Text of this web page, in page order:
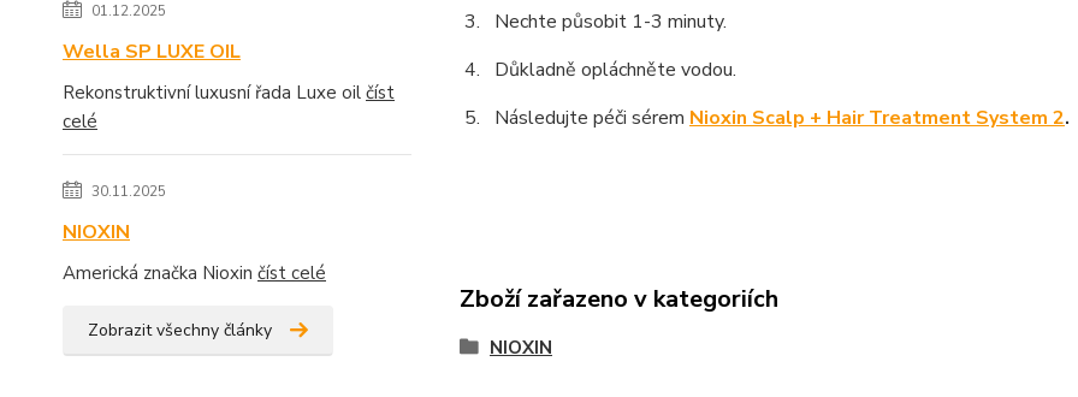
01.12.2025
Wella SP LUXE OIL
Rekonstruktivní luxusní řada Luxe oil číst
celé
30.11.2025
NIOXIN
Americká značka Nioxin číst celé
Zobrazit všechny články
3. Nechte působit 1-3 minuty.
4. Důkladně opláchněte vodou.
5. Následujte péči sérem Nioxin Scalp + Hair Treatment System 2.
Zboží zařazeno v kategoriích
NIOXIN